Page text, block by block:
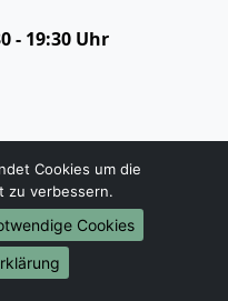
- 19:30 Uhr
Büroumzug
Laborumzug
Cookies um die
zu verbessern.
Cookies